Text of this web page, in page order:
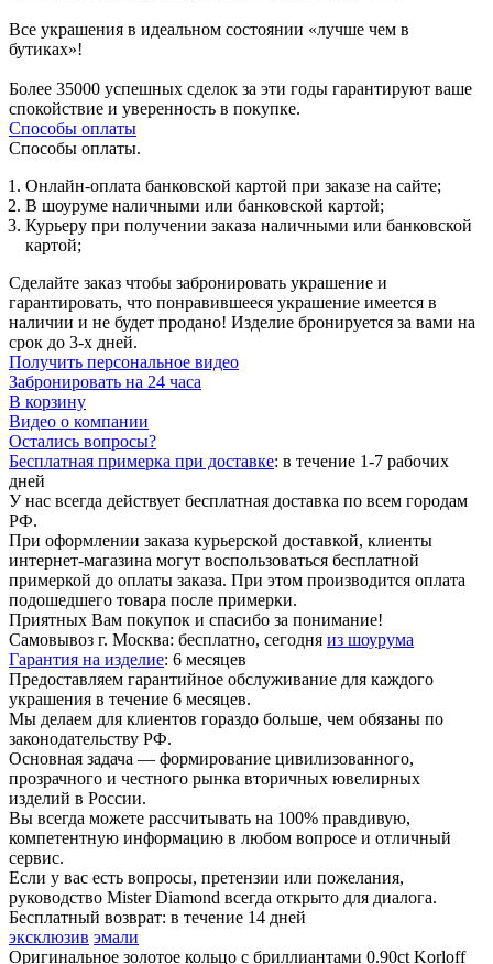
Все украшения в идеальном состоянии «лучше чем в
бутиках»!
Более 35000 успешных сделок за эти годы гарантируют ваше
спокойствие и уверенность в покупке.
Способы оплаты
Способы оплаты.
Онлайн-оплата банковской картой при заказе на сайте;
В шоуруме наличными или банковской картой;
Курьеру при получении заказа наличными или банковской
картой;
Сделайте заказ чтобы забронировать украшение и
гарантировать, что понравившееся украшение имеется в
наличии и не будет продано! Изделие бронируется за вами на
срок до 3-х дней.
Получить персональное видео
Забронировать на 24 часа
В корзину
Видео о компании
Остались вопросы?
Бесплатная примерка при доставке: в течение 1-7 рабочих
дней
У нас всегда действует бесплатная доставка по всем городам
РФ.
При оформлении заказа курьерской доставкой, клиенты
интернет-магазина могут воспользоваться бесплатной
примеркой до оплаты заказа. При этом производится оплата
подошедшего товара после примерки.
Приятных Вам покупок и спасибо за понимание!
Самовывоз г. Москва: бесплатно, сегодня из шоурума
Гарантия на изделие: 6 месяцев
Предоставляем гарантийное обслуживание для каждого
украшения в течение 6 месяцев.
Мы делаем для клиентов гораздо больше, чем обязаны по
законодательству РФ.
Основная задача — формирование цивилизованного,
прозрачного и честного рынка вторичных ювелирных
изделий в России.
Вы всегда можете рассчитывать на 100% правдивую,
компетентную информацию в любом вопросе и отличный
сервис.
Если у вас есть вопросы, претензии или пожелания,
руководство Mister Diamond всегда открыто для диалога.
Бесплатный возврат: в течение 14 дней
эксклюзив эмали
Оригинальное золотое кольцо с бриллиантами 0.90ct Korloff